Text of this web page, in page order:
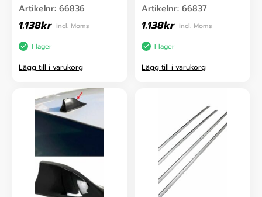
Artikelnr: 66836
1.138kr incl. Moms
I lager
Lägg till i varukorg
Artikelnr: 66837
1.138kr incl. Moms
I lager
Lägg till i varukorg